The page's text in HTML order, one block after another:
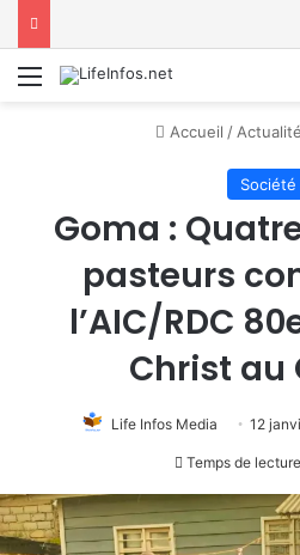
Menu
Accueil /
Société
Goma :
pasteurs
l’AIC/RDC
Christ au
Life Infos Media 12
Temps de